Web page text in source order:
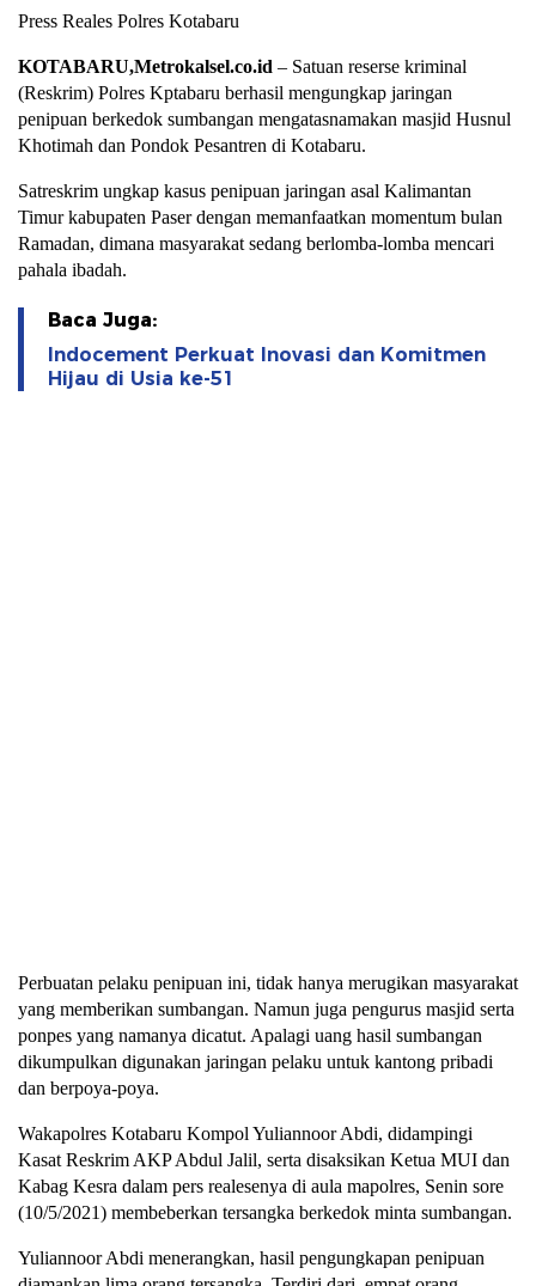
Press Reales Polres Kotabaru
KOTABARU,Metrokalsel.co.id – Satuan reserse kriminal
(Reskrim) Polres Kptabaru berhasil mengungkap jaringan
penipuan berkedok sumbangan mengatasnamakan masjid Husnul
Khotimah dan Pondok Pesantren di Kotabaru.
Satreskrim ungkap kasus penipuan jaringan asal Kalimantan
Timur kabupaten Paser dengan memanfaatkan momentum bulan
Ramadan, dimana masyarakat sedang berlomba-lomba mencari
pahala ibadah.
Baca Juga:
Indocement Perkuat Inovasi dan Komitmen
Hijau di Usia ke-51
Perbuatan pelaku penipuan ini, tidak hanya merugikan masyarakat
yang memberikan sumbangan. Namun juga pengurus masjid serta
ponpes yang namanya dicatut. Apalagi uang hasil sumbangan
dikumpulkan digunakan jaringan pelaku untuk kantong pribadi
dan berpoya-poya.
Wakapolres Kotabaru Kompol Yuliannoor Abdi, didampingi
Kasat Reskrim AKP Abdul Jalil, serta disaksikan Ketua MUI dan
Kabag Kesra dalam pers realesenya di aula mapolres, Senin sore
(10/5/2021) membeberkan tersangka berkedok minta sumbangan.
Yuliannoor Abdi menerangkan, hasil pengungkapan penipuan